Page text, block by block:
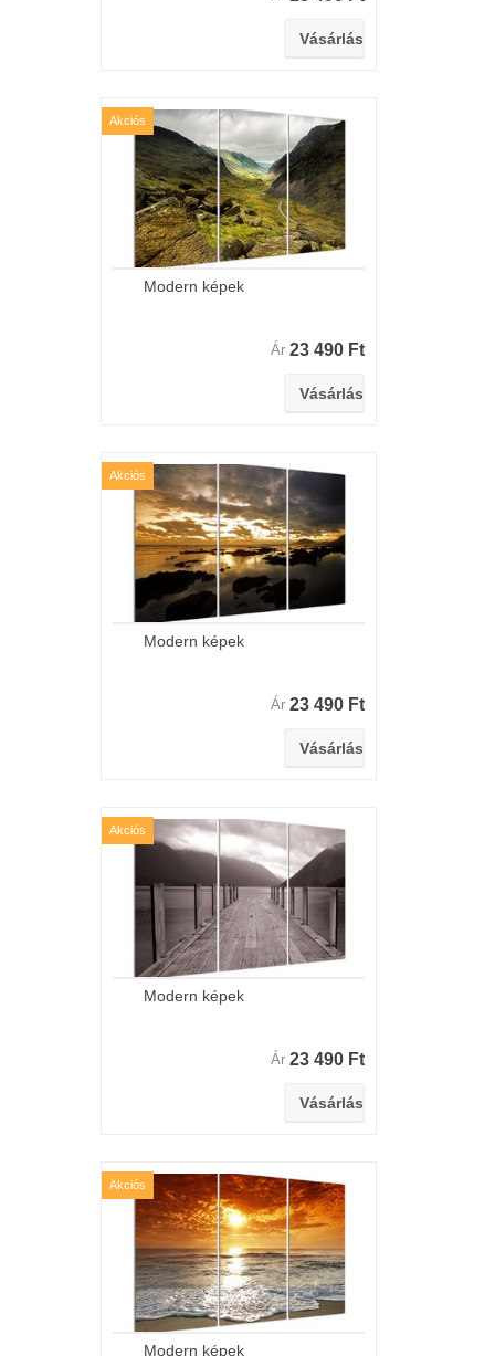
Modern képek
Ár 23 490 Ft
Akciós
Modern képek
Ár 23 490 Ft
Akciós
Modern képek
Ár 23 490 Ft
Akciós
Modern képek
Akciós